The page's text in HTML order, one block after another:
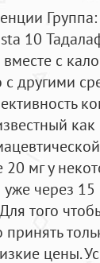
10
с
с другими
20 мг у
через
того
цены.